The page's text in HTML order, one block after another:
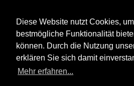
Diese Website nutzt Cookies,
bestmögliche Funktionalität
können. Durch die Nutzung
erklären Sie sich damit
Mehr erfahren...